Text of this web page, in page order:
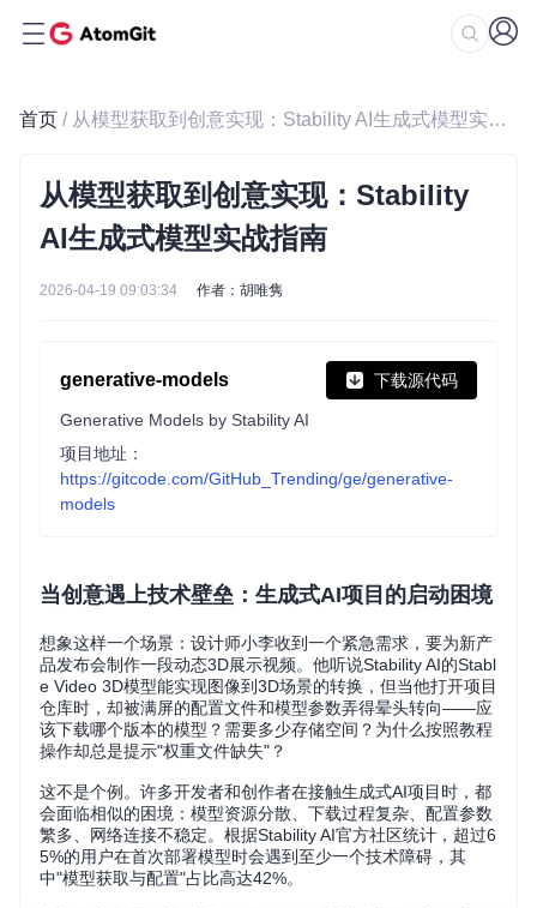
首页 / 从模型获取到创意实现：Stability AI生成式模型实战指南
从模型获取到创意实现：Stability
AI生成式模型实战指南
2026-04-19 09:03:34 作者：胡唯隽
generative-models 下载源代码
Generative Models by Stability AI
项目地址：
https://gitcode.com/GitHub_Trending/ge/generative-
models
当创意遇上技术壁垒：生成式AI项目的启动困境
想象这样一个场景：设计师小李收到一个紧急需求，要为新产
品发布会制作一段动态3D展示视频。他听说Stability AI的Stabl
e Video 3D模型能实现图像到3D场景的转换，但当他打开项目
仓库时，却被满屏的配置文件和模型参数弄得晕头转向——应
该下载哪个版本的模型？需要多少存储空间？为什么按照教程
操作却总是提示"权重文件缺失"？
这不是个例。许多开发者和创作者在接触生成式AI项目时，都
会面临相似的困境：模型资源分散、下载过程复杂、配置参数
繁多、网络连接不稳定。根据Stability AI官方社区统计，超过6
5%的用户在首次部署模型时会遇到至少一个技术障碍，其
中"模型获取与配置"占比高达42%。